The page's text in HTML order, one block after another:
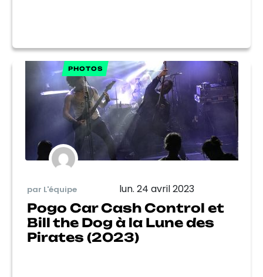
PHOTOS
par L'équipe lun. 24 avril 2023
Pogo Car Cash Control et
Bill the Dog à la Lune des
Pirates (2023)